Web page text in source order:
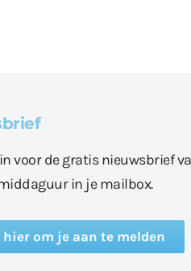
voor de gratis nieuwsbrief
in je mailbox.
om je aan te melden